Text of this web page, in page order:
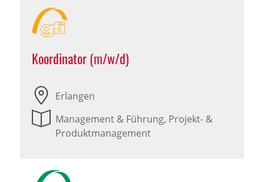
Koordinator (m/w/d)
Erlangen
Management & Führung, Projekt- &
Produktmanagement